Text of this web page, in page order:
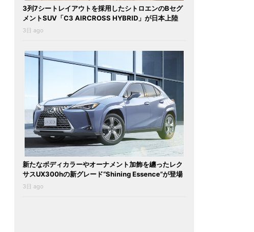
3列7シートレイアウトを採用したシトロエンのBセグ
メントSUV「C3 AIRCROSS HYBRID」が日本上陸
3日 ago
新たなボディカラーやオーナメント加飾を纏ったレク
サスUX300hの新グレード“Shining Essence”が登場
3日 ago